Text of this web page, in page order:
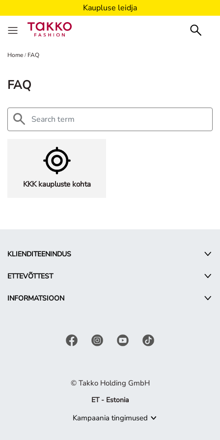
Kaupluse leidja
Home / FAQ
FAQ
KKK kaupluste kohta
KLIENDITEENINDUS
ETTEVÕTTEST
INFORMATSIOON
© Takko Holding GmbH
ET - Estonia
Kampaania tingimused